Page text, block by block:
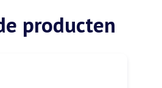
producten